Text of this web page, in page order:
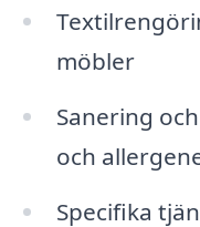
möbler
Sanering
och
Specifika